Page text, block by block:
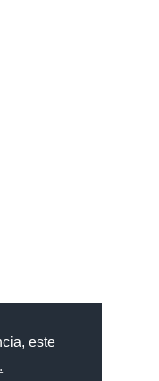
este